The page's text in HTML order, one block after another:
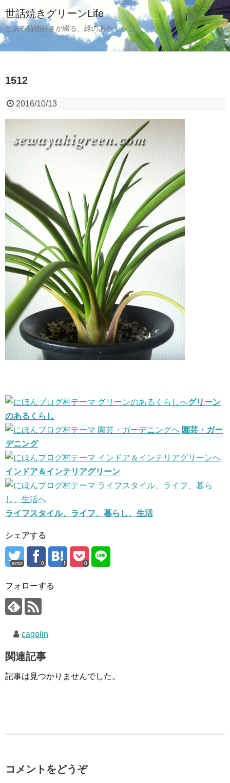
世話焼きグリーンLife
とある植物好きが綴る、緑のあるくらし
1512
2016/10/13
グリーン
のあるくらし
園芸・ガー
デニング
インドア＆インテリアグリーン
ライフスタイル、ライフ、暮らし、生活
シェアする
error 0 0
フォローする
cagolin
関連記事
記事は見つかりませんでした。
コメントをどうぞ